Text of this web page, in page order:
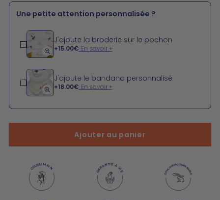
Une petite attention personnalisée ?
J'ajoute la broderie sur le pochon
+15.00€ En savoir +
J'ajoute le bandana personnalisé
+18.00€ En savoir +
Ajouter au panier
COUSU MAIN GARANTIE À VIE DOUCEUR INCOMPARABLE